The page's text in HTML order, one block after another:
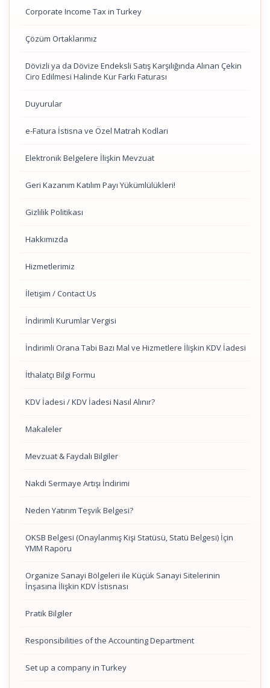
Corporate Income Tax in Turkey
Çözüm Ortaklarımız
Dövizli ya da Dövize Endeksli Satış Karşılığında Alınan Çekin
Ciro Edilmesi Halinde Kur Farkı Faturası
Duyurular
e-Fatura İstisna ve Özel Matrah Kodları
Elektronik Belgelere İlişkin Mevzuat
Geri Kazanım Katılım Payı Yükümlülükleri!
Gizlilik Politikası
Hakkımızda
Hizmetlerimiz
İletişim / Contact Us
İndirimli Kurumlar Vergisi
İndirimli Orana Tabi Bazı Mal ve Hizmetlere İlişkin KDV İadesi
İthalatçı Bilgi Formu
KDV İadesi / KDV İadesi Nasıl Alınır?
Makaleler
Mevzuat & Faydalı Bilgiler
Nakdi Sermaye Artışı İndirimi
Neden Yatırım Teşvik Belgesi?
OKSB Belgesi (Onaylanmış Kişi Statüsü, Statü Belgesi) İçin
YMM Raporu
Organize Sanayi Bölgeleri ile Küçük Sanayi Sitelerinin
İnşasına İlişkin KDV İstisnası
Pratik Bilgiler
Responsibilities of the Accounting Department
Set up a company in Turkey